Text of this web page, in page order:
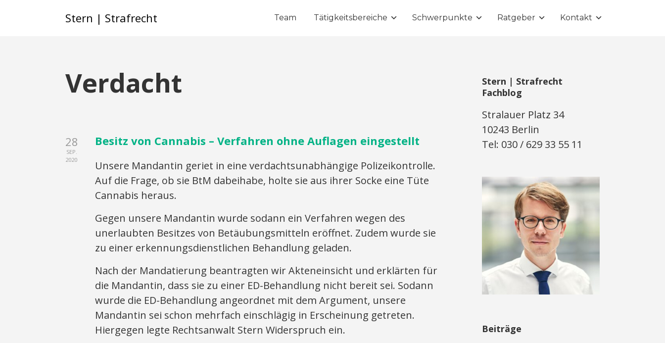
Stern | Strafrecht Team Tätigkeitsbereiche Schwerpunkte Ratgeber Kontakt
Verdacht
28
SEP.
2020
Besitz von Cannabis – Verfahren ohne Auflagen eingestellt
Unsere Mandantin geriet in eine verdachtsunabhängige Polizeikontrolle.
Auf die Frage, ob sie BtM dabeihabe, holte sie aus ihrer Socke eine Tüte
Cannabis heraus.
Gegen unsere Mandantin wurde sodann ein Verfahren wegen des
unerlaubten Besitzes von Betäubungsmitteln eröffnet. Zudem wurde sie
zu einer erkennungsdienstlichen Behandlung geladen.
Nach der Mandatierung beantragten wir Akteneinsicht und erklärten für
die Mandantin, dass sie zu einer ED-Behandlung nicht bereit sei. Sodann
wurde die ED-Behandlung angeordnet mit dem Argument, unsere
Mandantin sei schon mehrfach einschlägig in Erscheinung getreten.
Hiergegen legte Rechtsanwalt Stern Widerspruch ein.
Stern | Strafrecht
Fachblog
Stralauer Platz 34
10243 Berlin
Tel: 030 / 629 33 55 11
Beiträge